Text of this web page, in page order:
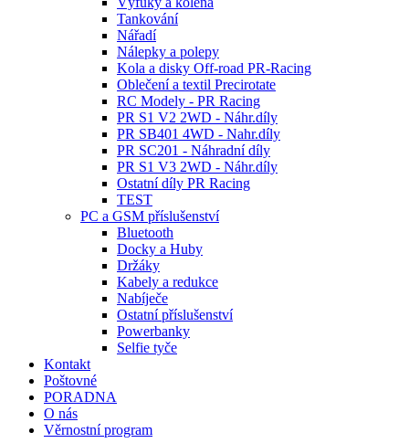
Tankování
Nářadí
Nálepky a polepy
Kola a disky Off-road PR-Racing
Oblečení a textil Precirotate
RC Modely - PR Racing
PR S1 V2 2WD - Náhr.díly
PR SB401 4WD - Nahr.díly
PR SC201 - Náhradní díly
PR S1 V3 2WD - Náhr.díly
Ostatní díly PR Racing
TEST
PC a GSM příslušenství
Bluetooth
Docky a Huby
Držáky
Kabely a redukce
Nabíječe
Ostatní příslušenství
Powerbanky
Selfie tyče
Kontakt
Poštovné
PORADNA
O nás
Věrnostní program